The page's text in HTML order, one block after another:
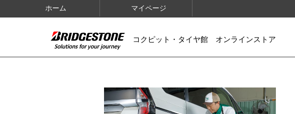
ホーム マイページ
コクピット・タイヤ館 オンラインストア
IMAGES